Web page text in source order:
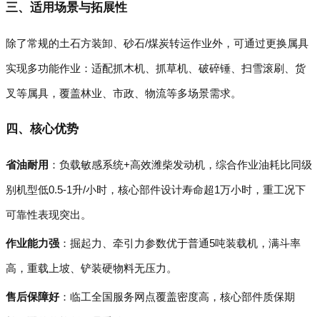
三、适用场景与拓展性
除了常规的土石方装卸、砂石/煤炭转运作业外，可通过更换属具
实现多功能作业：适配抓木机、抓草机、破碎锤、扫雪滚刷、货
叉等属具，覆盖林业、市政、物流等多场景需求。
四、核心优势
省油耐用 ：负载敏感系统+高效潍柴发动机，综合作业油耗比同级
别机型低0.5-1升/小时，核心部件设计寿命超1万小时，重工况下
可靠性表现突出。
作业能力强 ：掘起力、牵引力参数优于普通5吨装载机，满斗率
高，重载上坡、铲装硬物料无压力。
售后保障好：临工全国服务网点覆盖密度高，核心部件质保期